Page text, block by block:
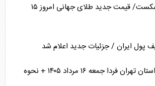
قیمت طلا رکورد شکست/ قیمت جدید طلای جهانی امروز ۱۵
پول ایران / جزئیات جدید اعلام شد
جدول قطعی برق استان تهران فردا جمعه ۱۶ مرداد ۱۴۰۵ + نحوه